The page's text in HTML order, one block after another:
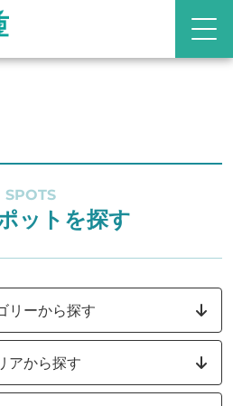
SPOTS
ットを探す
リーから探す
アから探す